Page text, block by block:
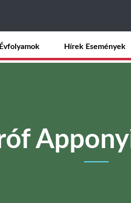
tartalomra
Évfolyamok Hírek Események